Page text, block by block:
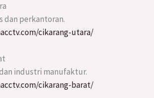
dan perkantoran.
cikarang-utara/
industri manufaktur.
cikarang-barat/